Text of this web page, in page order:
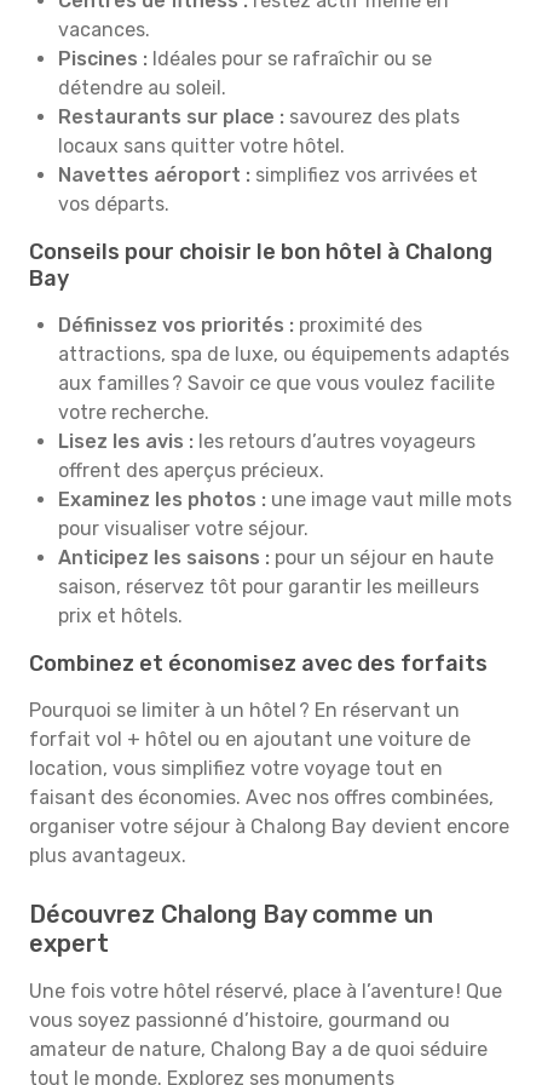
vacances.
Piscines : Idéales pour se rafraîchir ou se
détendre au soleil.
Restaurants sur place : savourez des plats
locaux sans quitter votre hôtel.
Navettes aéroport : simplifiez vos arrivées et
vos départs.
Conseils pour choisir le bon hôtel à Chalong
Bay
Définissez vos priorités : proximité des
attractions, spa de luxe, ou équipements adaptés
aux familles ? Savoir ce que vous voulez facilite
votre recherche.
Lisez les avis : les retours d’autres voyageurs
offrent des aperçus précieux.
Examinez les photos : une image vaut mille mots
pour visualiser votre séjour.
Anticipez les saisons : pour un séjour en haute
saison, réservez tôt pour garantir les meilleurs
prix et hôtels.
Combinez et économisez avec des forfaits
Pourquoi se limiter à un hôtel ? En réservant un
forfait vol + hôtel ou en ajoutant une voiture de
location, vous simplifiez votre voyage tout en
faisant des économies. Avec nos offres combinées,
organiser votre séjour à Chalong Bay devient encore
plus avantageux.
Découvrez Chalong Bay comme un
expert
Une fois votre hôtel réservé, place à l’aventure ! Que
vous soyez passionné d’histoire, gourmand ou
amateur de nature, Chalong Bay a de quoi séduire
tout le monde. Explorez ses monuments